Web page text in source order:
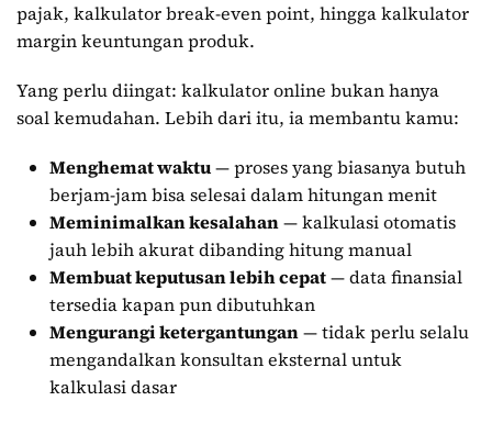
pajak, kalkulator break-even point, hingga kalkulator
margin keuntungan produk.
Yang perlu diingat: kalkulator online bukan hanya
soal kemudahan. Lebih dari itu, ia membantu kamu:
Menghemat waktu— proses yang biasanya butuh
berjam-jam bisa selesai dalam hitungan menit
Meminimalkan kesalahan— kalkulasi otomatis
jauh lebih akurat dibanding hitung manual
Membuat keputusan lebih cepat— data finansial
tersedia kapan pun dibutuhkan
Mengurangi ketergantungan— tidak perlu selalu
mengandalkan konsultan eksternal untuk
kalkulasi dasar